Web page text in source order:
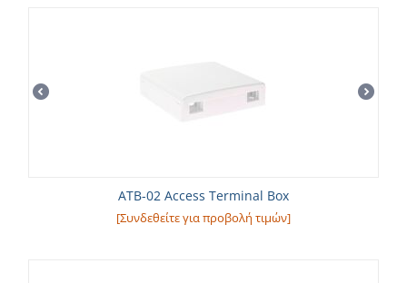
ATB-02 Access Terminal Box
[Συνδεθείτε για προβολή τιμών]